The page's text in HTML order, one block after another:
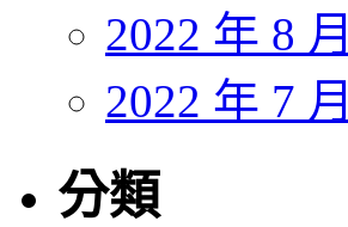
2022 年 8 月
2022 年 7 月
分類